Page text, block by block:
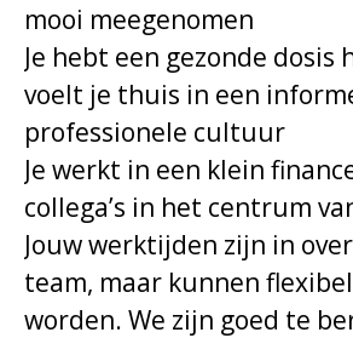
mooi meegenomen
Je hebt een gezonde dosis
voelt je thuis in een
professionele cultuur
Je werkt in een klein
collega’s in het centrum
Jouw werktijden zijn in
team, maar kunnen
worden. We zijn goed te